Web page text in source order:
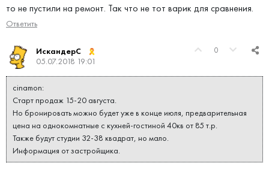
то не пустили на ремонт. Так что не тот варик для сравнения.
Ответить
0
ИскандерС
05.07.2018 19:01
cinamon:
Старт продаж 15-20 августа.
Но бронировать можно будет уже в конце июля, предварительная
цена на однокомнатные с кухней-гостиной 40кв от 85 т.р.
Также будут студии 32-38 квадрат, но мало.
Информация от застройщика.